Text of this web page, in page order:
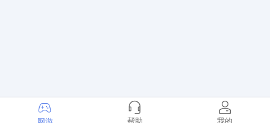
帮助 我的